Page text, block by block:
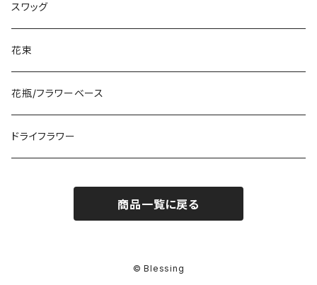
スワッグ
花束
花瓶/フラワーベース
ドライフラワー
商品一覧に戻る
© Blessing